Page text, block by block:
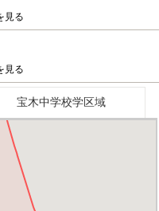
見る
見る
宝木中学校学区域